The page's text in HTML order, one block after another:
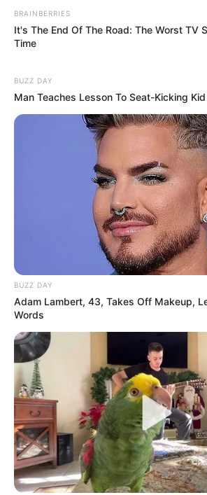
BRAINBERRIES
It's The End Of The Road: The Worst TV
Time
BUZZ DAY
Man Teaches Lesson To Seat-Kicking
BUZZ DAY
Adam Lambert, 43, Takes Off Makeup,
Words